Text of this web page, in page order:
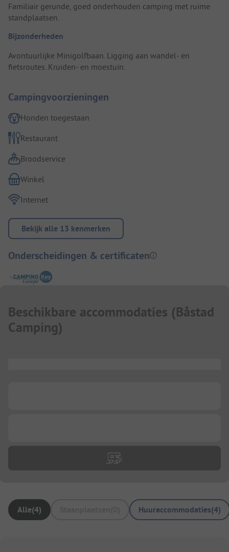
Familiair gerunde, goed onderhouden camping met ruime
standplaatsen.
Bijzonderheden
Avontuurlijke Minigolfbaan. Ligging aan wandel- en
fietsroutes. Kruiden- en moestuin.
Campingvoorzieningen
Honden toegestaan
Restaurant
Broodservice
Winkel
Internet
Bekijk alle 13 kenmerken
Onderscheidingen & certificaten
Beschikbare accommodaties (Båstad
Camping)
Alle(4) Huuraccommodaties(4)